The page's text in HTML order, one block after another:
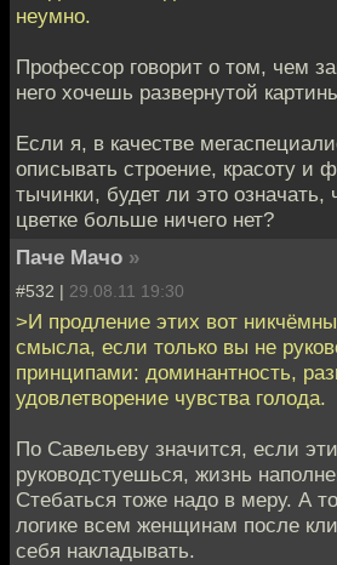
неумно.
Профессор говорит о том, чем
него хочешь развернутой
Если я, в качестве
описывать строение, красоту и
тычинки, будет ли это означать,
цветке больше ничего нет?
Паче Мачо »
#532 | 29.08.11 19:30
>И продление этих вот
смысла, если только вы не
принципами: доминантность,
удовлетворение чувства голода.
По Савельеву значится, если
руководстуешься, жизнь
Стебаться тоже надо в меру. А
логике всем женщинам после
себя накладывать.